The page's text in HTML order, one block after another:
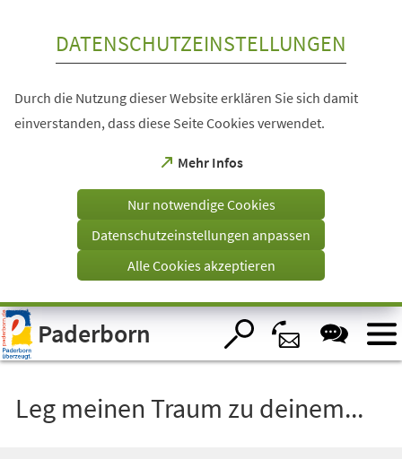
Visuelle
Assistenzsoftware
öffnen.
DATENSCHUTZEINSTELLUNGEN
Durch die Nutzung dieser Website erklären Sie sich damit
einverstanden, dass diese Seite Cookies verwendet.
Mehr Infos
(Öffnet
einem
Tab)
Nur notwendige Cookies
Datenschutzeinstellungen anpassen
Alle Cookies akzeptieren
Paderborn
Leg meinen Traum zu deinem...